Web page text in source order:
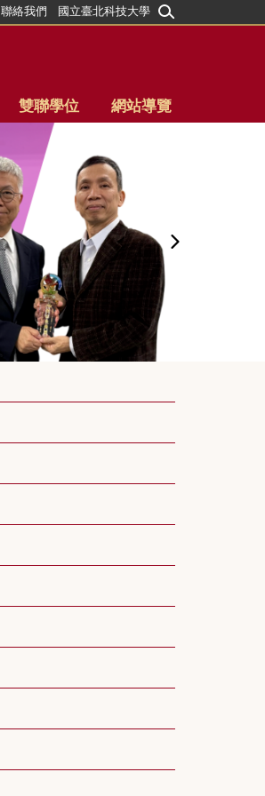
雙聯學位 網站導覽
聯絡我們 國立臺北科技大學